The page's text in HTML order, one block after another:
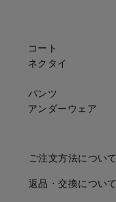
コート
ネクタイ
パンツ
アンダーウェア
ご注文方法について
返品・交換について